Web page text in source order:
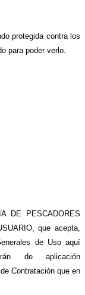
protegida contra los
para poder verlo.
DE PESCADORES
que acepta,
de Uso aquí
de aplicación
Contratación que en